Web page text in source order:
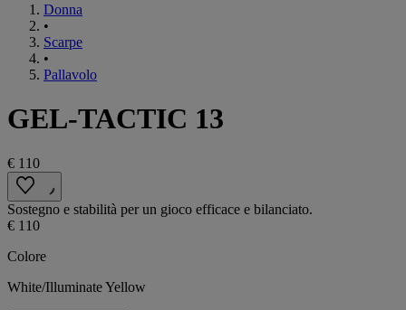
Donna
•
Scarpe
•
Pallavolo
GEL-TACTIC 13
€ 110
Sostegno e stabilità per un gioco efficace e bilanciato.
€ 110
Colore
White/Illuminate Yellow